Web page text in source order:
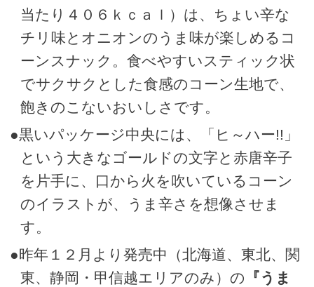
当たり４０６ｋｃａｌ）は、ちょい辛な
チリ味とオニオンのうま味が楽しめるコ
ーンスナック。食べやすいスティック状
でサクサクとした食感のコーン生地で、
飽きのこないおいしさです。
●黒いパッケージ中央には、「ヒ～ハー!!」
という大きなゴールドの文字と赤唐辛子
を片手に、口から火を吹いているコーン
のイラストが、うま辛さを想像させま
す。
●昨年１２月より発売中（北海道、東北、関
東、静岡・甲信越エリアのみ）の 『うま